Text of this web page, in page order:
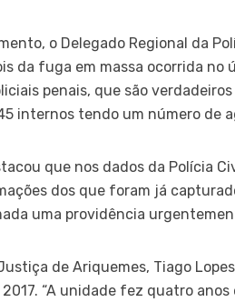
o Delegado Regional da
da fuga em massa ocorrida no
penais, que são
internos tendo um número de
que nos dados da Polícia
dos que foram já
uma providência
de Ariquemes, Tiago
“A unidade fez quatro